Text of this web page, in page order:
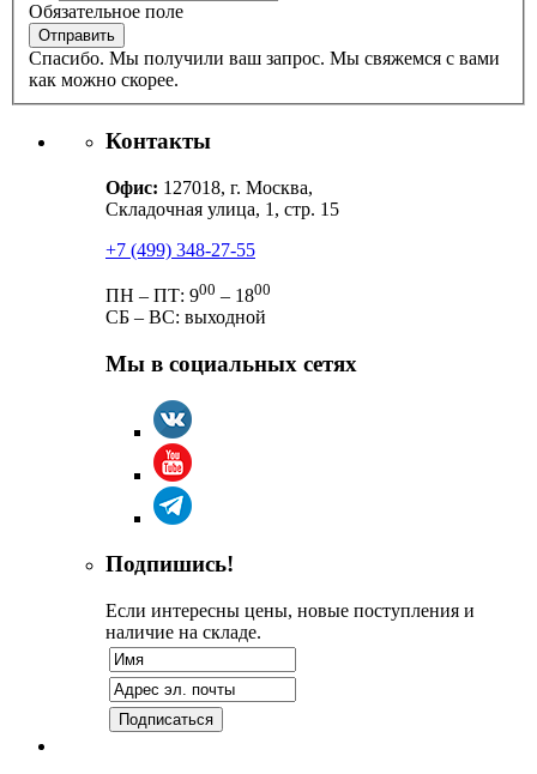
Обязательное поле
Спасибо. Мы получили ваш запрос. Мы свяжемся с вами
как можно скорее.
Контакты
Офис: 127018, г. Москва,
Складочная улица, 1, стр. 15
+7 (499) 348-27-55
ПН – ПТ: 900 – 1800
СБ – ВС: выходной
Мы в социальных сетях
Подпишись!
Если интересны цены, новые поступления и
наличие на складе.